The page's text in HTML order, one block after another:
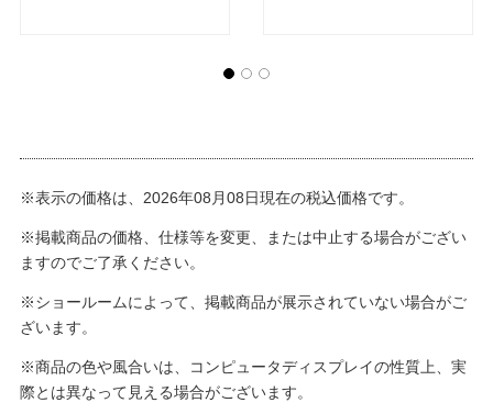
※表示の価格は、2026年08月08日現在の税込価格です。
※掲載商品の価格、仕様等を変更、または中止する場合がござい
ますのでご了承ください。
※ショールームによって、掲載商品が展示されていない場合がご
ざいます。
※商品の色や風合いは、コンピュータディスプレイの性質上、実
際とは異なって見える場合がございます。